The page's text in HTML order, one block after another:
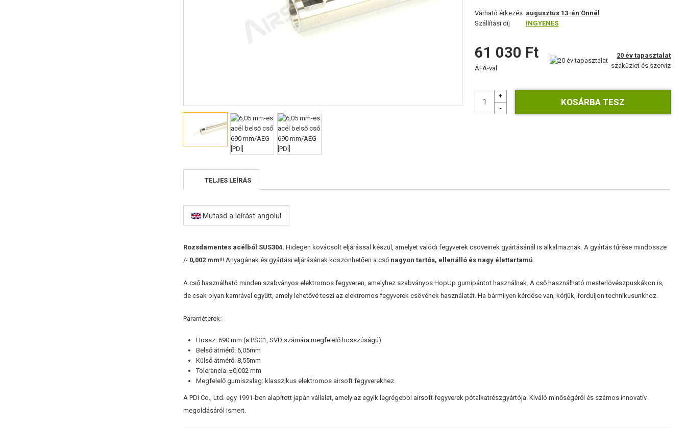
Várható érkezés augusztus 13-án Önnél
Szállítási díj
INGYENES
61 030 Ft
ÁFÁ-val
20 év tapasztalat
szaküzlet és szerviz
TELJES LEÍRÁS
Mutasd a leírást angolul
Rozsdamentes acélból SUS304. Hidegen kovácsolt eljárással készül, amelyet valódi fegyverek csöveinek gyártásánál is alkalmaznak. A gyártás tűrése mindössze
/- 0,002 mm!!! Anyagának és gyártási eljárásának köszönhetően a cső nagyon tartós, ellenálló és nagy élettartamú
A cső használható minden szabványos elektromos fegyveren, amelyhez szabványos HopUp gumipántot használnak. A cső használható mesterlövészpuskákon is,
de csak olyan kamrával együtt, amely lehetővé teszi az elektromos fegyverek csövének használatát. Ha bármilyen kérdése van, kérjük, forduljon technikusunkhoz.
Paraméterek:
Hossz: 690 mm (a PSG1, SVD számára megfelelő hosszúságú)
Belső átmérő: 6,05mm
Külső átmérő: 8,55mm
Tolerancia: ±0,002 mm
Megfelelő gumiszalag: klasszikus elektromos airsoft fegyverekhez.
A PDI Co., Ltd. egy 1991-ben alapított japán vállalat, amely az egyik legrégebbi airsoft fegyverek pótalkatrészgyártója. Kiváló minőségéről és számos innovatív
megoldásáról ismert.